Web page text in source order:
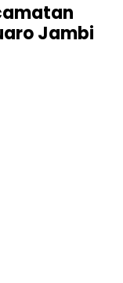
Jambi